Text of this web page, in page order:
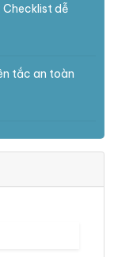
dễ
tắc an toàn